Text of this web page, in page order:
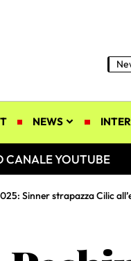
NEWS
CANALE YOUTUBE
Sinner strapazza Cilic